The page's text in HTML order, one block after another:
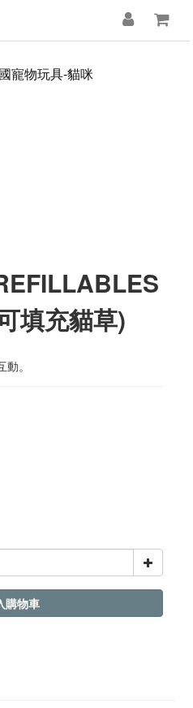
寵物玩具-貓咪
填充貓草)
。
購物車